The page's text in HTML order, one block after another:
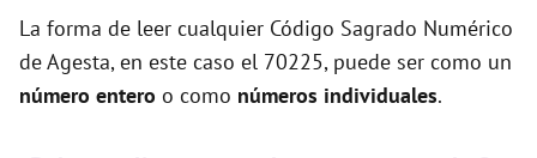
La forma de leer cualquier Código Sagrado Numérico
de Agesta, en este caso el 70225, puede ser como un
número entero o como números individuales.